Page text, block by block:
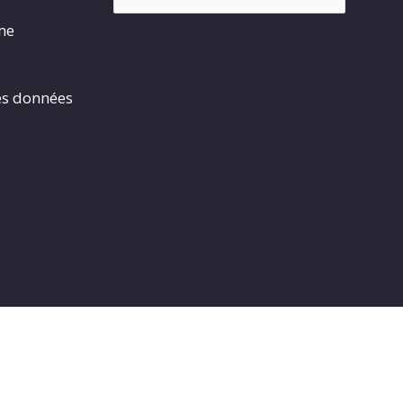
données